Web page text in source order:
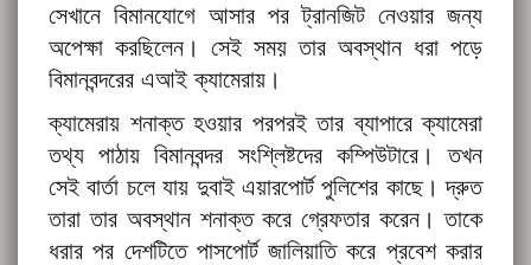
সেখানে বিমানযোগে আসার পর ট্রানজিট নেওয়ার জন্য
অপেক্ষা করছিলেন। সেই সময় তার অবস্থান ধরা পড়ে
বিমানবন্দরের এআই ক্যামেরায়।
ক্যামেরায় শনাক্ত হওয়ার পরপরই তার ব্যাপারে ক্যামেরা
তথ্য পাঠায় বিমানবন্দর সংশ্লিষ্টদের কম্পিউটারে। তখন
সেই বার্তা চলে যায় দুবাই এয়ারপোর্ট পুলিশের কাছে। দ্রুত
তারা তার অবস্থান শনাক্ত করে গ্রেফতার করেন। তাকে
ধরার পর দেশটিতে পাসপোর্ট জালিয়াতি করে প্রবেশ করার